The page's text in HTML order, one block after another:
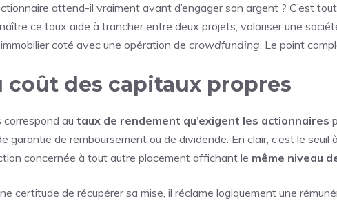
attend-il vraiment avant d’engager son argent ? C’est tout
ce taux aide à trancher entre deux projets, valoriser une
coté avec une opération de crowdfunding. Le point
des capitaux propres
au taux de rendement qu’exigent les actionnaires
garantie de remboursement ou de dividende. En clair, c’est le seuil
concernée à tout autre placement affichant le même niveau
certitude de récupérer sa mise, il réclame logiquement une